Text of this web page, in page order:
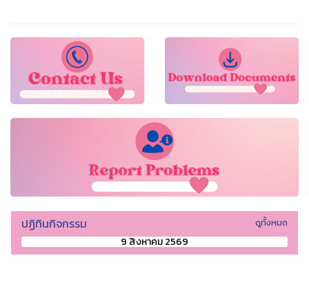
ปฏิทินกิจกรรม ดูทั้งหมด
9 สิงหาคม 2569